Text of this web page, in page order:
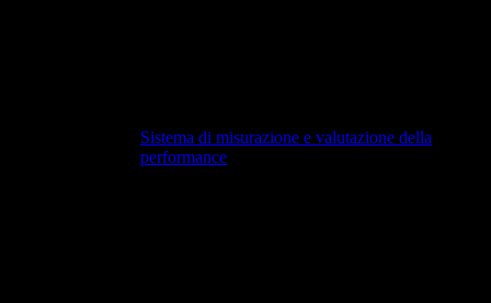
Sistema di misurazione e valutazione della
performance